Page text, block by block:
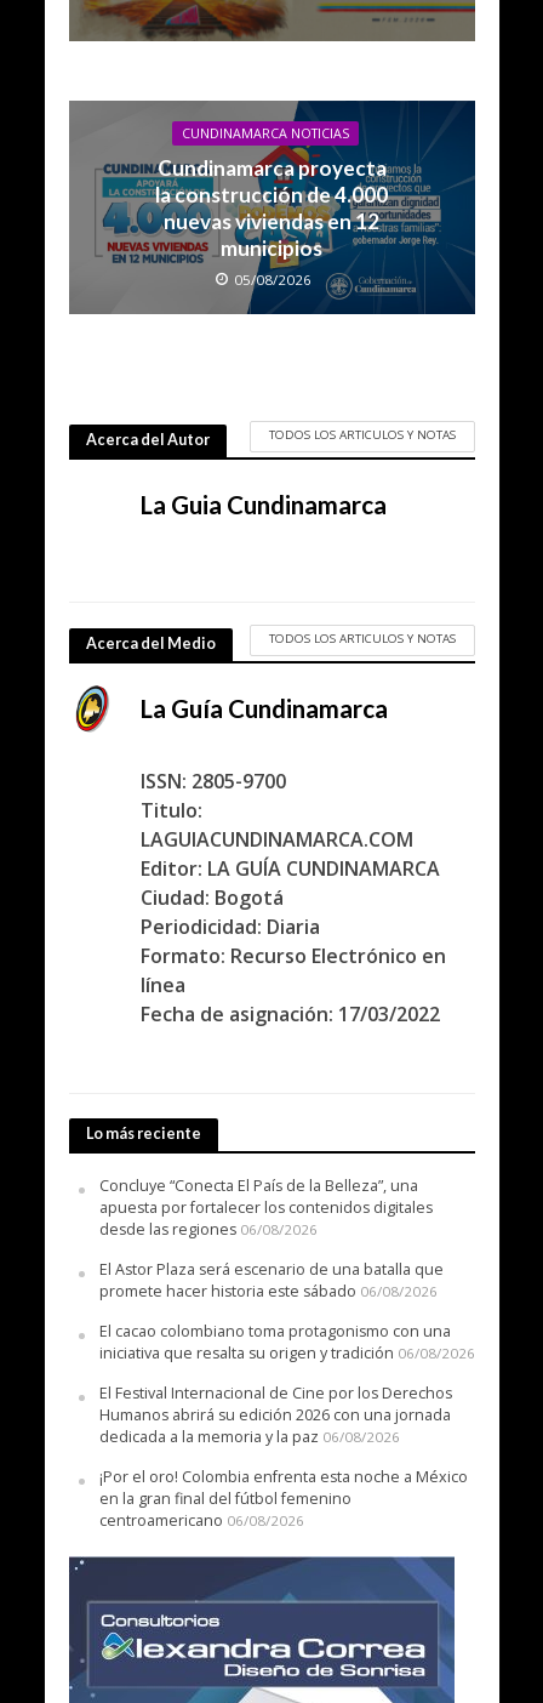
CUNDINAMARCA NOTICIAS
Cundinamarca proyecta
la construcción de 4.000
nuevas viviendas en 12
municipios
05/08/2026
Acerca del Autor TODOS LOS ARTICULOS Y NOTAS
La Guia Cundinamarca
Acerca del Medio TODOS LOS ARTICULOS Y NOTAS
La Guía Cundinamarca
ISSN: 2805-9700
Titulo:
LAGUIACUNDINAMARCA.COM
Editor: LA GUÍA CUNDINAMARCA
Ciudad: Bogotá
Periodicidad: Diaria
Formato: Recurso Electrónico en
línea
Fecha de asignación: 17/03/2022
Lo más reciente
Concluye “Conecta El País de la Belleza”, una
apuesta por fortalecer los contenidos digitales
desde las regiones 06/08/2026
El Astor Plaza será escenario de una batalla que
promete hacer historia este sábado 06/08/2026
El cacao colombiano toma protagonismo con una
iniciativa que resalta su origen y tradición 06/08/2026
El Festival Internacional de Cine por los Derechos
Humanos abrirá su edición 2026 con una jornada
dedicada a la memoria y la paz 06/08/2026
¡Por el oro! Colombia enfrenta esta noche a México
en la gran final del fútbol femenino
centroamericano 06/08/2026